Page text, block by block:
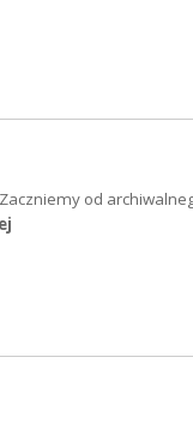
od